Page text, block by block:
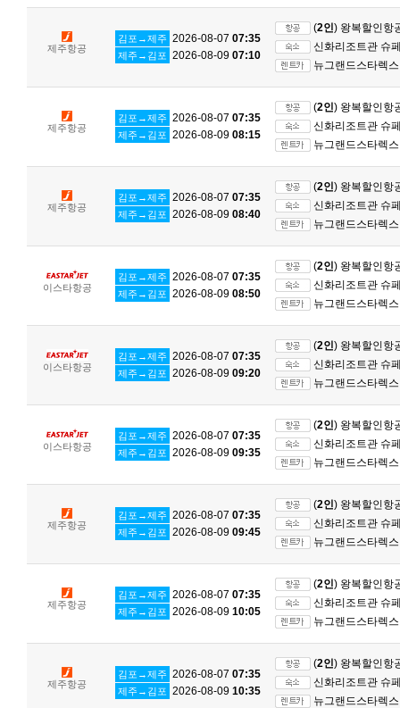
제주항공
김포→제주 2026-08-07 07:35
제주→김포 2026-08-09 07:10
(2인) 왕복할인항
신화리조트관 슈
뉴그랜드스타렉
제주항공
김포→제주 2026-08-07 07:35
제주→김포 2026-08-09 08:15
(2인) 왕복할인항
신화리조트관 슈
뉴그랜드스타렉
제주항공
김포→제주 2026-08-07 07:35
제주→김포 2026-08-09 08:40
(2인) 왕복할인항
신화리조트관 슈
뉴그랜드스타렉
이스타항공
김포→제주 2026-08-07 07:35
제주→김포 2026-08-09 08:50
(2인) 왕복할인항
신화리조트관 슈
뉴그랜드스타렉
이스타항공
김포→제주 2026-08-07 07:35
제주→김포 2026-08-09 09:20
(2인) 왕복할인항
신화리조트관 슈
뉴그랜드스타렉
이스타항공
김포→제주 2026-08-07 07:35
제주→김포 2026-08-09 09:35
(2인) 왕복할인항
신화리조트관 슈
뉴그랜드스타렉
제주항공
김포→제주 2026-08-07 07:35
제주→김포 2026-08-09 09:45
(2인) 왕복할인항
신화리조트관 슈
뉴그랜드스타렉
제주항공
김포→제주 2026-08-07 07:35
제주→김포 2026-08-09 10:05
(2인) 왕복할인항
신화리조트관 슈
뉴그랜드스타렉
제주항공
김포→제주 2026-08-07 07:35
제주→김포 2026-08-09 10:35
(2인) 왕복할인항
신화리조트관 슈
뉴그랜드스타렉